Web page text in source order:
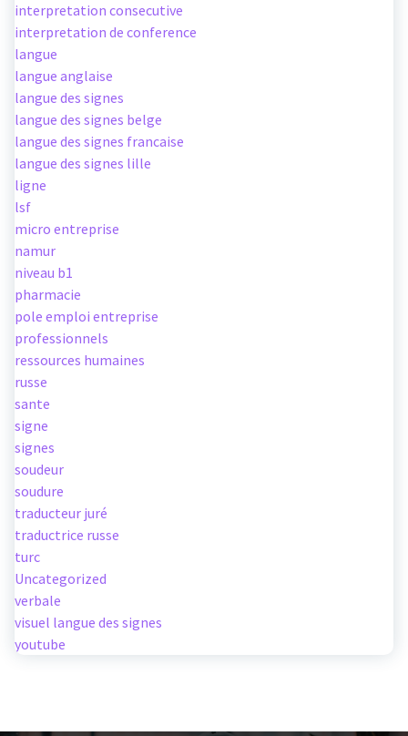
interpretation consecutive
interpretation de conference
langue
langue anglaise
langue des signes
langue des signes belge
langue des signes francaise
langue des signes lille
ligne
lsf
micro entreprise
namur
niveau b1
pharmacie
pole emploi entreprise
professionnels
ressources humaines
russe
sante
signe
signes
soudeur
soudure
traducteur juré
traductrice russe
turc
Uncategorized
verbale
visuel langue des signes
youtube